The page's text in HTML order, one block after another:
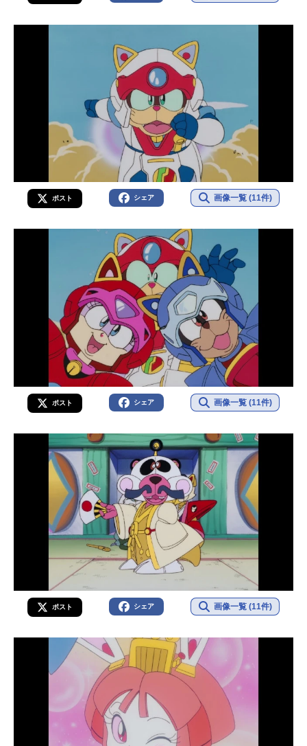
ポスト シェア 画像一覧 (11件)
ポスト シェア 画像一覧 (11件)
ポスト シェア 画像一覧 (11件)